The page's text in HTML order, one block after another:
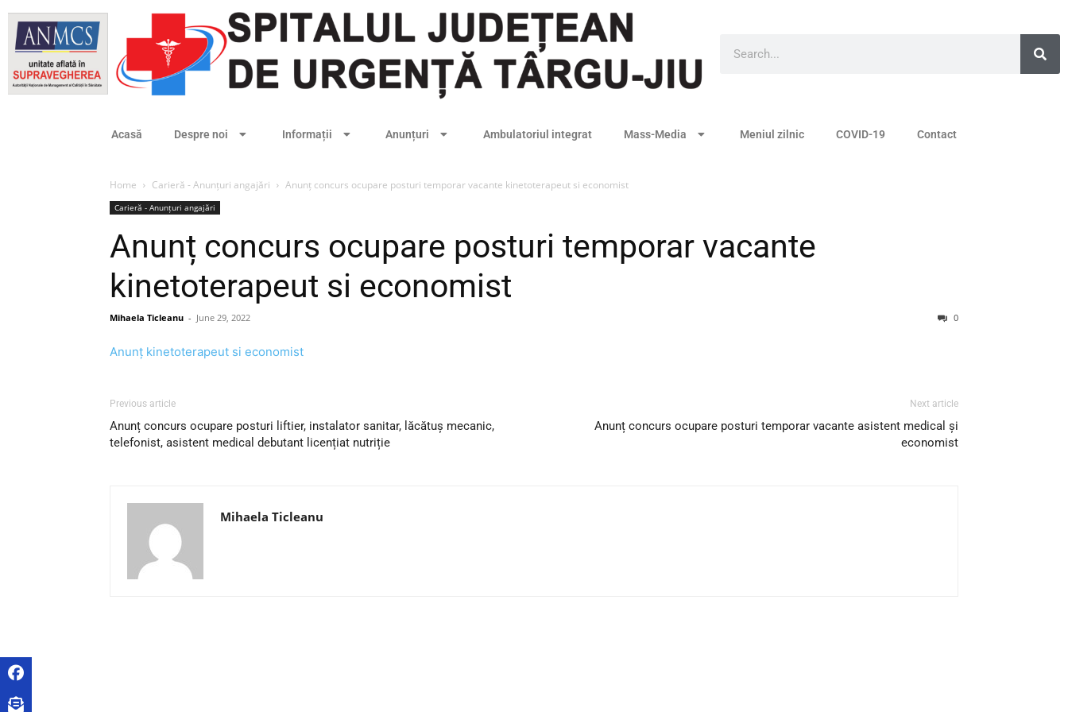
Acasă Despre noi Informații Anunțuri Ambulatoriul integrat Mass-Media Meniul zilnic COVID-19 Contact
Home Carieră - Anunțuri angajări Anunț concurs ocupare posturi temporar vacante kinetoterapeut si economist
Carieră - Anunțuri angajări
Anunț concurs ocupare posturi temporar vacante
kinetoterapeut si economist
Mihaela Ticleanu - June 29, 2022 0
Anunț kinetoterapeut si economist
Previous article
Anunț concurs ocupare posturi liftier, instalator sanitar, lăcătuș mecanic,
telefonist, asistent medical debutant licențiat nutriție
Next article
Anunț concurs ocupare posturi temporar vacante asistent medical și
economist
Mihaela Ticleanu